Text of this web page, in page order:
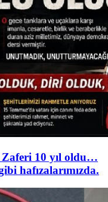
10 yıl oldu…
hafızalarımızda.